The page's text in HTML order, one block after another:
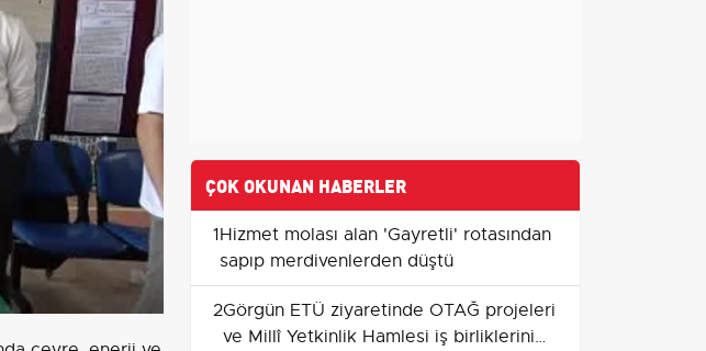
ÇOK OKUNAN HABERLER
1Hizmet molası alan 'Gayretli' rotasından
sapıp merdivenlerden düştü
2Görgün ETÜ ziyaretinde OTAĞ projeleri
ve Millî Yetkinlik Hamlesi iş birliklerini